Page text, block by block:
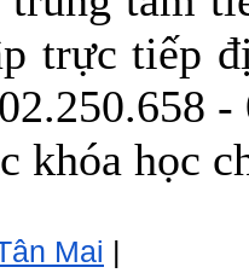
trực tiếp
khóa học
Mai |